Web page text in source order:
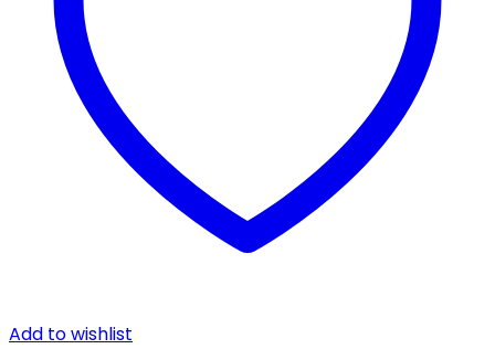
Add to wishlist